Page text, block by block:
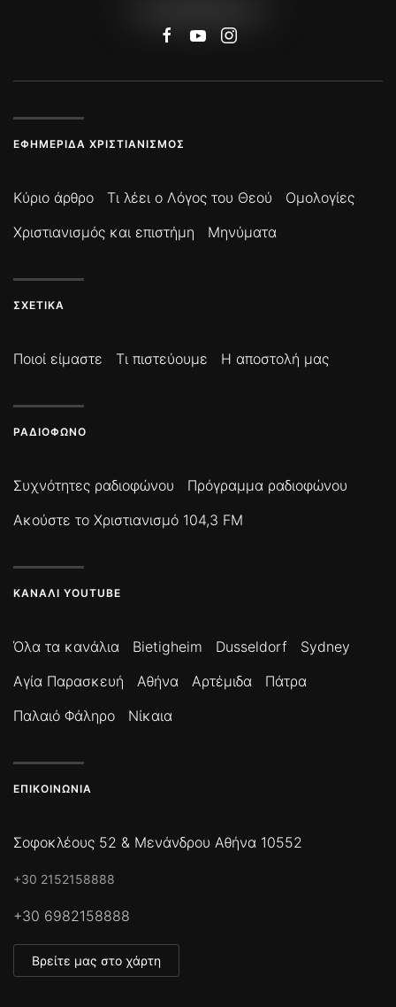
ΕΦΗΜΕΡΊΔΑ ΧΡΙΣΤΙΑΝΙΣΜΌΣ
Κύριο άρθρο Τι λέει ο Λόγος του Θεού
Ομολογίες
Χριστιανισμός και επιστήμη
Μηνύματα
ΣΧΕΤΙΚΆ
Ποιοί είμαστε Τι πιστεύουμε Η αποστολή μας
ΡΑΔΙΌΦΩΝΟ
Συχνότητες ραδιοφώνου
Πρόγραμμα ραδιοφώνου
Ακούστε το Χριστιανισμό 104,3 FM
ΚΑΝΆΛΙ YOUTUBE
Όλα τα κανάλια Bietigheim Dusseldorf
Sydney
Αγία Παρασκευή
Αθήνα Αρτέμιδα
Πάτρα
Παλαιό Φάληρο
Νίκαια
ΕΠΙΚΟΙΝΩΝΊΑ
Σοφοκλέους 52 & Μενάνδρου Αθήνα 10552
+30 2152158888
+30 6982158888
Βρείτε μας στο χάρτη